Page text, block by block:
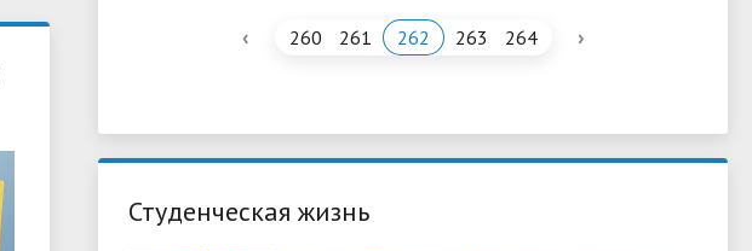
‹ 260 261 262 263 264 ›
Студенческая жизнь